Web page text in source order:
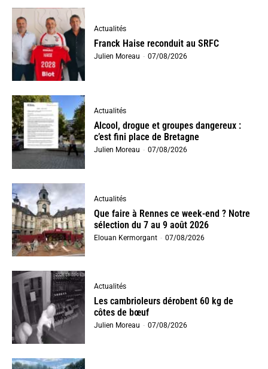
Actualités
Franck Haise reconduit au SRFC
Julien Moreau - 07/08/2026
Actualités
Alcool, drogue et groupes dangereux :
c’est fini place de Bretagne
Julien Moreau - 07/08/2026
Actualités
Que faire à Rennes ce week-end ? Notre
sélection du 7 au 9 août 2026
Elouan Kermorgant - 07/08/2026
Actualités
Les cambrioleurs dérobent 60 kg de
côtes de bœuf
Julien Moreau - 07/08/2026